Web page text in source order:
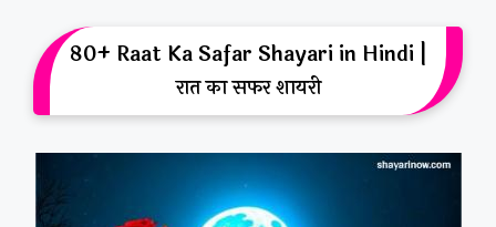
80+ Raat Ka Safar Shayari in Hindi |
रात का सफर शायरी